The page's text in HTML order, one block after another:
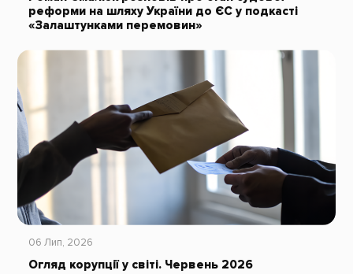
реформи на шляху України до ЄС у подкасті
«Залаштунками перемовин»
06 Лип, 2026
Огляд корупції у світі. Червень 2026